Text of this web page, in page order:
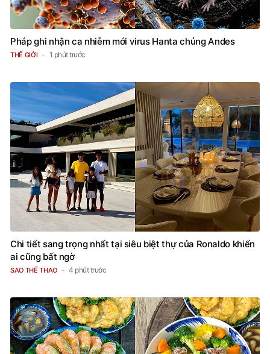
Pháp ghi nhận ca nhiễm mới virus Hanta chủng Andes
THẾ GIỚI 1 phút trước
Chi tiết sang trọng nhất tại siêu biệt thự của Ronaldo khiến
ai cũng bất ngờ
SAO THỂ THAO 4 phút trước